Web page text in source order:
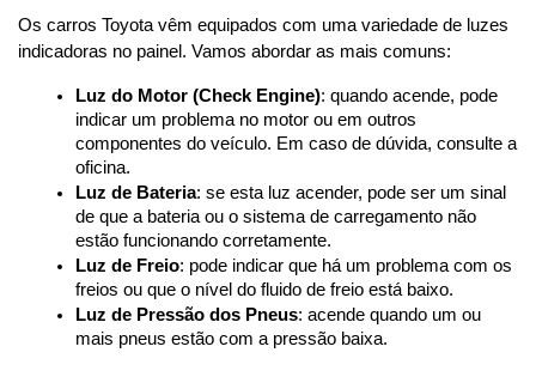
Os carros Toyota vêm equipados com uma variedade de luzes
indicadoras no painel. Vamos abordar as mais comuns:
Luz do Motor (Check Engine): quando acende, pode
indicar um problema no motor ou em outros
componentes do veículo. Em caso de dúvida, consulte a
oficina.
Luz de Bateria: se esta luz acender, pode ser um sinal
de que a bateria ou o sistema de carregamento não
estão funcionando corretamente.
Luz de Freio: pode indicar que há um problema com os
freios ou que o nível do fluido de freio está baixo.
Luz de Pressão dos Pneus: acende quando um ou
mais pneus estão com a pressão baixa.